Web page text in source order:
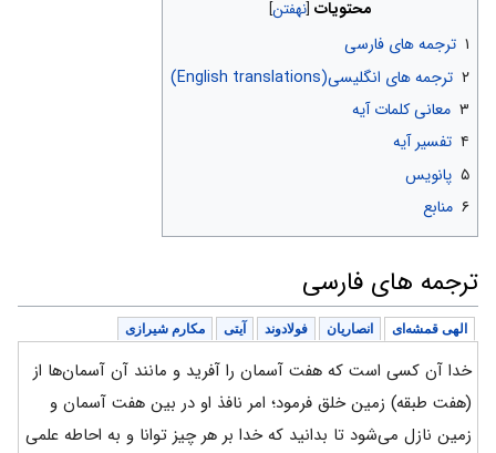
محتویات
۱ ترجمه های فارسی
۲ ترجمه های انگلیسی(English translations)
۳ معانی کلمات آیه
۴ تفسیر آیه
۵ پانویس
۶ منابع
ترجمه های فارسی
الهی قمشه‌ای انصاریان فولادوند آیتی مکارم شیرازی
خدا آن کسی است که هفت آسمان را آفرید و مانند آن آسمان‌ها از
(هفت طبقه) زمین خلق فرمود؛ امر نافذ او در بین هفت آسمان و
زمین نازل می‌شود تا بدانید که خدا بر هر چیز توانا و به احاطه علمی